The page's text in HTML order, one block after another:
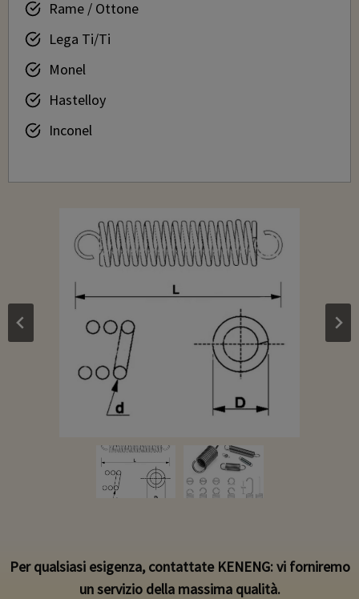
Rame / Ottone
Lega Ti/Ti
Monel
Hastelloy
Inconel
Per qualsiasi esigenza, contattate KENENG: vi forniremo
un servizio della massima qualità.